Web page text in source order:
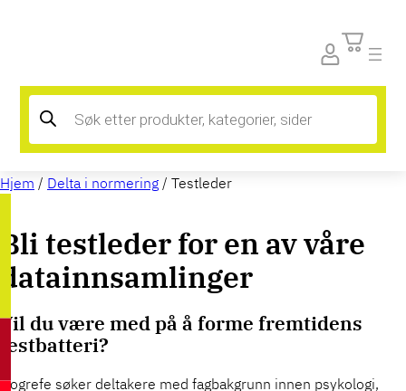
Products
search
Hjem / Delta i normering / Testleder
Bli testleder for en av våre
datainnsamlinger
Vil du være med på å forme fremtidens
testbatteri?
Hogrefe søker deltakere med fagbakgrunn innen psykologi,